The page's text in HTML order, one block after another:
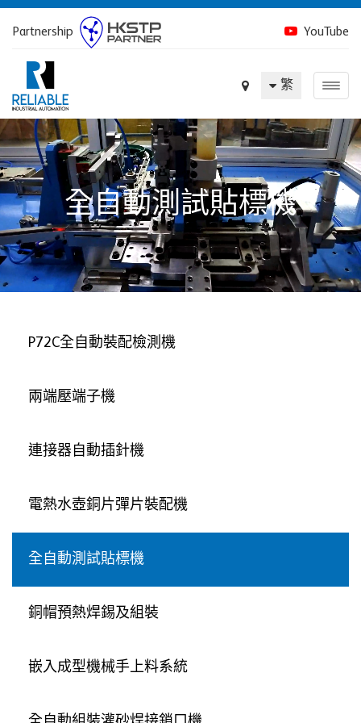
Partnership YouTube
繁
全自動測試貼標機
P72C全自動裝配檢測機
兩端壓端子機
連接器自動插針機
電熱水壺銅片彈片裝配機
全自動測試貼標機
銅帽預熱焊錫及組裝
嵌入成型機械手上料系統